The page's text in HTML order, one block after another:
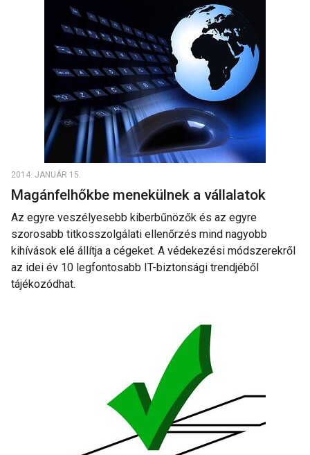
2014. JANUÁR 15.
Magánfelhőkbe menekülnek a vállalatok
Az egyre veszélyesebb kiberbűnözők és az egyre
szorosabb titkosszolgálati ellenőrzés mind nagyobb
kihívások elé állítja a cégeket. A védekezési módszerekről
az idei év 10 legfontosabb IT-biztonsági trendjéből
tájékozódhat.